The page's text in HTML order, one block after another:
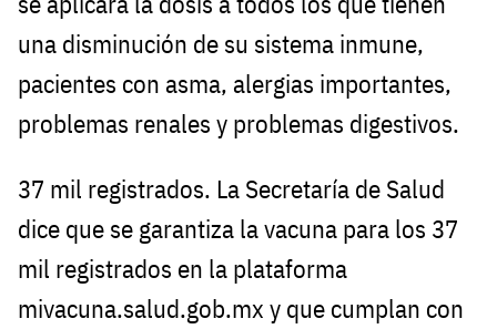
una disminución de su sistema inmune,
pacientes con asma, alergias importantes,
problemas renales y problemas digestivos.
37 mil registrados. La Secretaría de Salud
dice que se garantiza la vacuna para los 37
mil registrados en la plataforma
mivacuna.salud.gob.mx y que cumplan con